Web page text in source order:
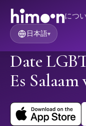
につ
日本語▾
Date
Es